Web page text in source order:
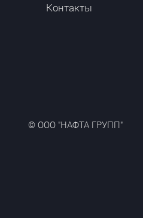
Контакты
© ООО "НАФТА ГРУПП"